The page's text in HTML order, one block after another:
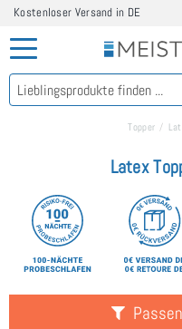
Kostenloser Versand in DE
Topper
Latex